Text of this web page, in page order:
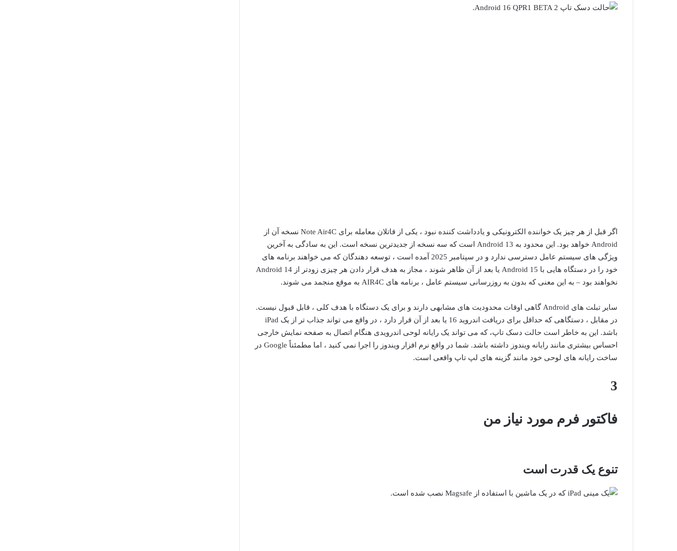
اگر قبل از هر چیز یک خواننده الکترونیکی و یادداشت کننده نبود ، یکی از قاتلان معامله برای Note Air4C نسخه آن از
Android خواهد بود. این محدود به Android 13 است که سه نسخه از جدیدترین نسخه است. این به سادگی به آخرین
ویژگی های سیستم عامل دسترسی ندارد و در سپتامبر 2025 آمده است ، توسعه دهندگان که می خواهند برنامه های
خود را در دستگاه هایی با Android 15 یا بعد از آن ظاهر شوند ، مجاز به هدف قرار دادن هر چیزی زودتر از Android 14
نخواهند بود – به این معنی که بدون به روزرسانی سیستم عامل ، برنامه های AIR4C به موقع منجمد می شوند.
سایر تبلت های Android گاهی اوقات محدودیت های مشابهی دارند و برای یک دستگاه با هدف کلی ، قابل قبول نیست.
در مقابل ، دستگاهی که حداقل برای دریافت اندروید 16 یا بعد از آن قرار دارد ، در واقع می تواند جذاب تر از یک iPad
باشد. این به خاطر است حالت دسک تاپ، که می تواند یک رایانه لوحی اندرویدی هنگام اتصال به صفحه نمایش خارجی
احساس بیشتری مانند رایانه ویندوز داشته باشد. شما در واقع نرم افزار ویندوز را اجرا نمی کنید ، اما مطمئناً Google در
ساخت رایانه های لوحی خود مانند گزینه های لپ تاپ واقعی است.
3
فاکتور فرم مورد نیاز من
تنوع یک قدرت است